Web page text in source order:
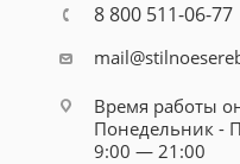
8 800 511-06-77
Время работы
Понедельник -
9:00 — 21:00